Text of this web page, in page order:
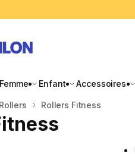
Femme Enfant Accessoires
Rollers Rollers Fitness